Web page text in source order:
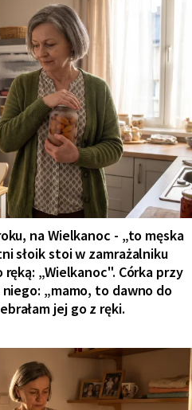
na Wielkanoc - „to męska
słoik stoi w zamrażalniku
„Wielkanoc". Córka przy
„mamo, to dawno do
jej go z ręki.